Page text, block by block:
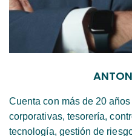
Cuenta con más de 20
corporativas, tesorería,
tecnología, gestión de